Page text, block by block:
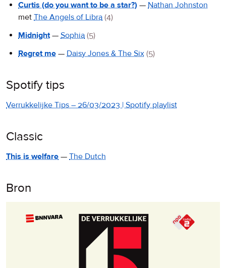
Curtis (do you want to be a star?) — Nathan Johnston
met The Angels of Libra (4)
Midnight— Sophia (5)
Regret me — Daisy Jones & The Six (5)
Spotify tips
Verrukkelijke Tips – 26/03/2023 | Spotify playlist
Classic
This is welfare — The Dutch
Bron